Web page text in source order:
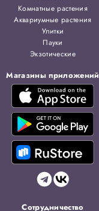
Комнатные растения
Аквариумные растения
Улитки
Пауки
Экзотические
Магазины приложений
Сотрудничество